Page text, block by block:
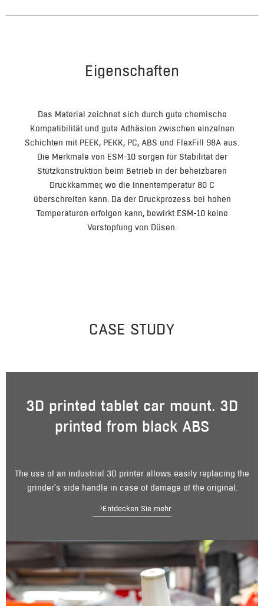
Eigenschaften
Das Material zeichnet sich durch gute chemische
Kompatibilität und gute Adhäsion zwischen einzelnen
Schichten mit PEEK, PEKK, PC, ABS und FlexFill 98A aus.
Die Merkmale von ESM-10 sorgen für Stabilität der
Stützkonstruktion beim Betrieb in der beheizbaren
Druckkammer, wo die Innentemperatur 80 C
überschreiten kann. Da der Druckprozess bei hohen
Temperaturen erfolgen kann, bewirkt ESM-10 keine
Verstopfung von Düsen.
CASE STUDY
3D printed tablet car mount. 3D
printed from black ABS
The use of an industrial 3D printer allows easily replacing the
grinder's side handle in case of damage of the original.
Entdecken Sie mehr